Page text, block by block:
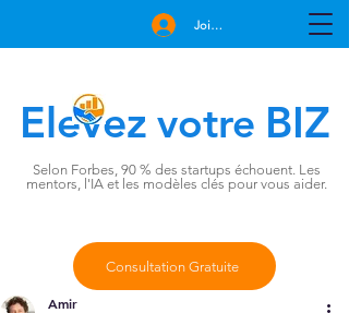
Elevez votre BIZ
Selon Forbes, 90 % des startups échouent. Les
mentors, l'IA et les modèles clés pour vous aider.
Consultation Gratuite
Join Free
Amir